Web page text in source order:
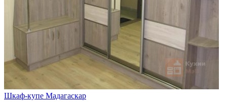
Шкаф-купе Мадагаскар